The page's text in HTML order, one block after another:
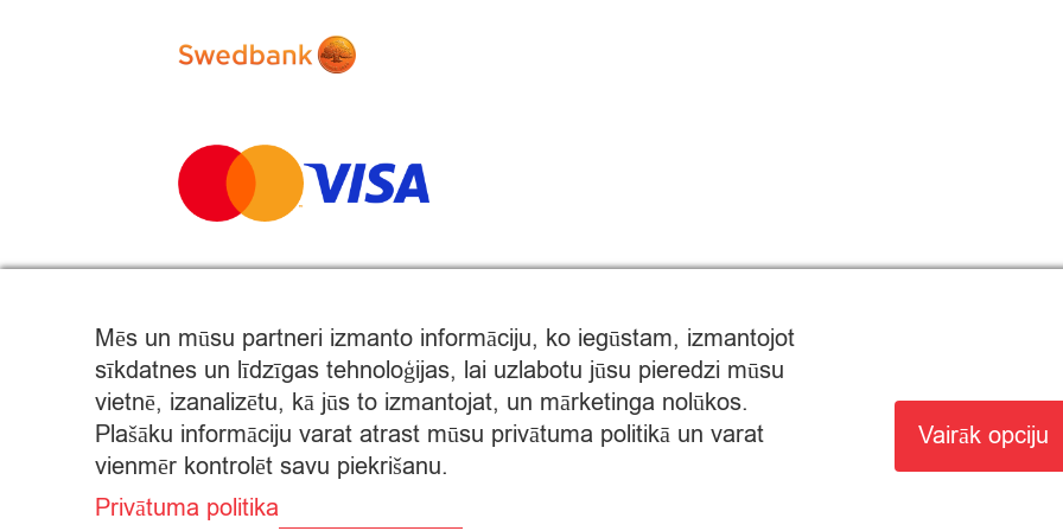
© Citro Rēzekne 2026
SPECIĀLĀ ATĻAUJA ALKOHOLISKO DZĒRIENU MAZUMTIRDZNIECĪBAI: SĒRIJA MT Nr. 00000000736.
ALKOHOLISKO DZĒRIENU IEGĀDE UN PIEGĀDE ATĻAUTA NO 8:00 - 22:00.
Mēs un mūsu partneri izmanto informāciju, ko iegūstam, izmantojot
sīkdatnes un līdzīgas tehnoloģijas, lai uzlabotu jūsu pieredzi mūsu
vietnē, izanalizētu, kā jūs to izmantojat, un mārketinga nolūkos.
Plašāku informāciju varat atrast mūsu privātuma politikā un varat
vienmēr kontrolēt savu piekrišanu.
Privātuma politika
Vairāk opciju